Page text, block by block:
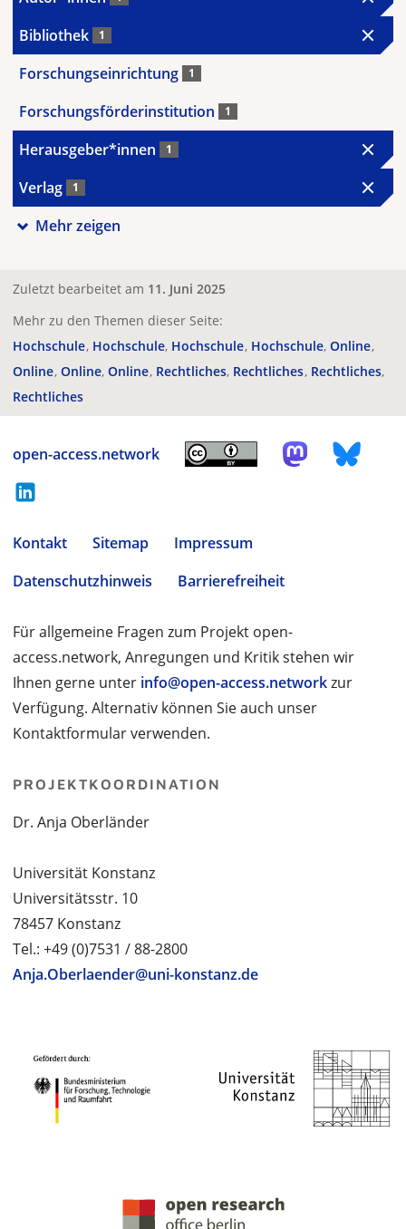
Bibliothek 1
Forschungseinrichtung 1
Forschungsförderinstitution 1
Herausgeber*innen 1
Verlag 1
Mehr zeigen
Zuletzt bearbeitet am 11. Juni 2025
Mehr zu den Themen dieser Seite:
Hochschule Hochschule Hochschule Hochschule Online
Online Online Online Rechtliches Rechtliches Rechtliches
Rechtliches
open-access.network
Kontakt Sitemap
Impressum
Datenschutzhinweis
Barrierefreiheit
Für allgemeine Fragen zum Projekt open-
access.network, Anregungen und Kritik stehen wir
Ihnen gerne unter info@open-access.networkzur
Verfügung. Alternativ können Sie auch unser
Kontaktformular verwenden.
PROJEKTKOORDINATION
Dr. Anja Oberländer
Universität Konstanz
Universitätsstr. 10
78457 Konstanz
Tel.: +49 (0)7531 / 88-2800
Anja.Oberlaender@uni-konstanz.de